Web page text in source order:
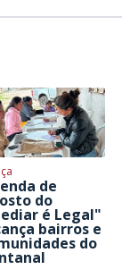
de
do
é Legal"
bairros e
do